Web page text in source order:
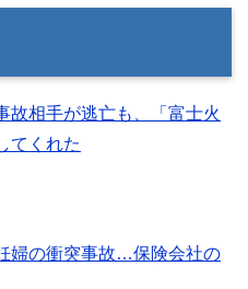
故相手が逃亡も、「富士火
てくれた
婦の衝突事故…保険会社の